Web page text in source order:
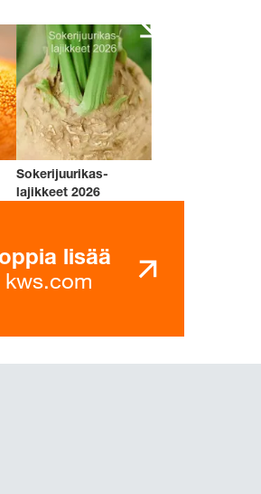
Sokerijuurikas-
lajikkeet 2026
lisää
kws.com